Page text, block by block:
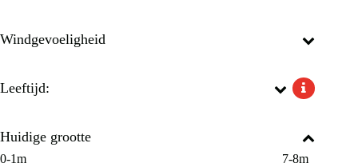
Windgevoeligheid
Leeftijd:
Huidige grootte
0-1m 7-8m